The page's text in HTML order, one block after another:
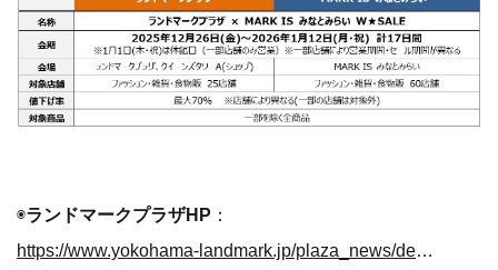
◉ランドマークプラザHP ：
https://www.yokohama-landmark.jp/plaza_news/detail.php?id=62473